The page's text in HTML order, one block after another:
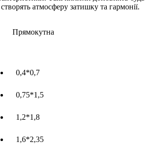
атмосферу затишку та гармонії.
Прямокутна
0,4*0,7
0,75*1,5
1,2*1,8
1,6*2,35